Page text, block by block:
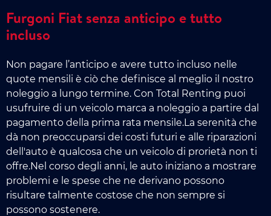
Furgoni Fiat senza anticipo e tutto
incluso
Non pagare l’anticipo e avere tutto incluso nelle
quote mensili è ciò che definisce al meglio il nostro
noleggio a lungo termine. Con Total Renting puoi
usufruire di un veicolo marca a noleggio a partire dal
pagamento della prima rata mensile.La serenità che
dà non preoccuparsi dei costi futuri e alle riparazioni
dell'auto è qualcosa che un veicolo di prorietà non ti
offre.Nel corso degli anni, le auto iniziano a mostrare
problemi e le spese che ne derivano possono
risultare talmente costose che non sempre si
possono sostenere.